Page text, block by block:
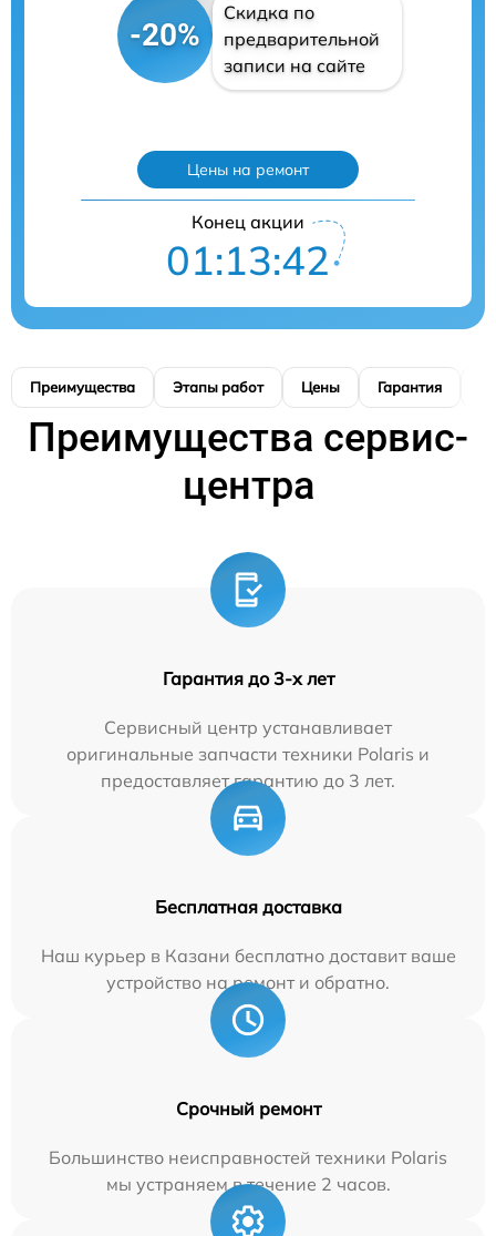
-20%
Скидка по
предварительной
записи на сайте
Цены на ремонт
Конец акции
01:13:41
Преимущества Этапы работ Цены Гарантия
Преимущества сервис-
центра
Гарантия до 3-х лет
Сервисный центр устанавливает
оригинальные запчасти техники Polaris и
предоставляет гарантию до 3 лет.
Бесплатная доставка
Наш курьер в Казани бесплатно доставит ваше
устройство на ремонт и обратно.
Срочный ремонт
Большинство неисправностей техники Polaris
мы устраняем в течение 2 часов.